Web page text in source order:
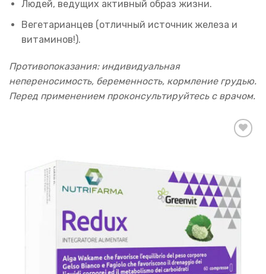
Людей, ведущих активный образ жизни.
Вегетарианцев (отличный источник железа и
витаминов!).
Противопоказания: индивидуальная
непереносимость, беременность, кормление грудью.
Перед применением проконсультируйтесь с врачом.